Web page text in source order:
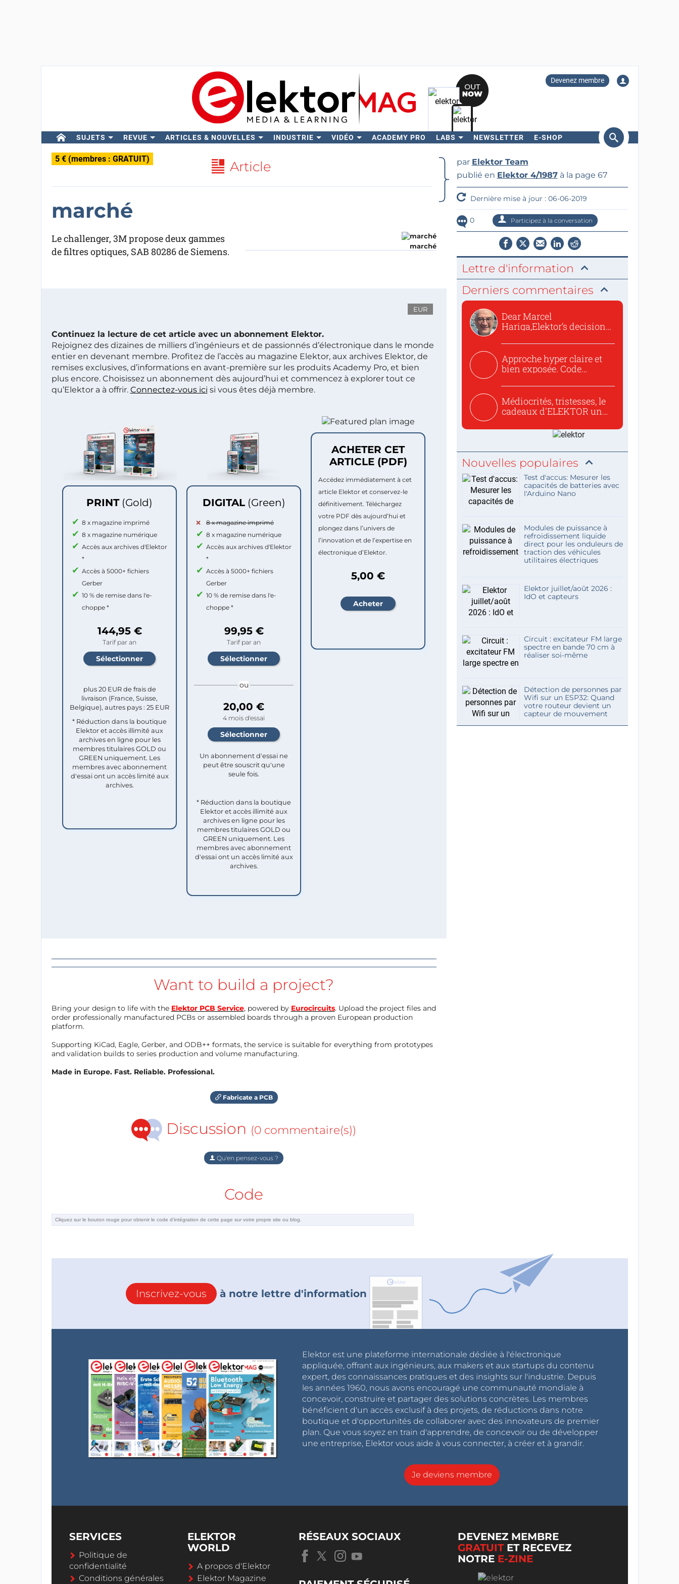
Devenez membre
SUJETS REVUE ARTICLES & NOUVELLES INDUSTRIE VIDÉO ACADEMY PRO LABS NEWSLETTER E-SHOP
Rechercher
5 € (membres : GRATUIT) Article
marché
marché
Le challenger, 3M propose deux gammes
de filtres optiques, SAB 80286 de Siemens.
EUR
Continuez la lecture de cet article avec un abonnement Elektor.
Rejoignez des dizaines de milliers d’ingénieurs et de passionnés d’électronique dans le monde
entier en devenant membre. Profitez de l’accès au magazine Elektor, aux archives Elektor, de
remises exclusives, d’informations en avant-première sur les produits Academy Pro, et bien
plus encore. Choisissez un abonnement dès aujourd’hui et commencez à explorer tout ce
qu’Elektor a à offrir. Connectez-vous ici si vous êtes déjà membre.
PRINT (Gold)
8 x magazine imprimé
8 x magazine numérique
Accès aux archives d'Elektor
*
Accès à 5000+ fichiers
Gerber
10 % de remise dans l'e-
choppe *
144,95 €
Tarif par an
plus 20 EUR de frais de
livraison (France, Suisse,
Belgique), autres pays : 25 EUR
* Réduction dans la boutique
Elektor et accès illimité aux
archives en ligne pour les
membres titulaires GOLD ou
GREEN uniquement. Les
membres avec abonnement
d'essai ont un accès limité aux
archives.
DIGITAL (Green)
8 x magazine imprimé
8 x magazine numérique
Accès aux archives d'Elektor
*
Accès à 5000+ fichiers
Gerber
10 % de remise dans l'e-
choppe *
99,95 €
Tarif par an
ou
20,00 €
4 mois d'essai
Un abonnement d'essai ne
peut être souscrit qu'une
seule fois.​
* Réduction dans la boutique
Elektor et accès illimité aux
archives en ligne pour les
membres titulaires GOLD ou
GREEN uniquement. Les
membres avec abonnement
d'essai ont un accès limité aux
archives.
ACHETER CET
ARTICLE (PDF)
Accédez immédiatement à cet
article Elektor et conservez-le
définitivement. Téléchargez
votre PDF dès aujourd’hui et
plongez dans l’univers de
l’innovation et de l’expertise en
électronique d’Elektor.
5,00 €
Want to build a project?
Bring your design to life with the Elektor PCB Service, powered by Eurocircuits. Upload the project files and
order professionally manufactured PCBs or assembled boards through a proven European production
platform.
Supporting KiCad, Eagle, Gerber, and ODB++ formats, the service is suitable for everything from prototypes
and validation builds to series production and volume manufacturing.
Made in Europe. Fast. Reliable. Professional.
Fabricate a PCB
Discussion (0 commentaire(s))
Qu'en pensez-vous ?
Code
par Elektor Team
publié en Elektor 4/1987à la page 67
Dernière mise à jour : 06-06-2019
0 Participez à la conversation
Lettre d'information
Derniers commentaires
Dear Marcel
Hariga,Elektor’s decision
Approche hyper claire et
bien exposée. Code
Médiocrités, tristesses, le
cadeaux d'ELEKTOR un
Nouvelles populaires
Test d'accus: Mesurer les
capacités de batteries avec
l'Arduino Nano
Modules de puissance à
refroidissement liquide
direct pour les onduleurs de
traction des véhicules
utilitaires électriques
Elektor juillet/août 2026 :
IdO et capteurs
Circuit : excitateur FM large
spectre en bande 70 cm à
réaliser soi-même
Détection de personnes par
Wifi sur un ESP32: Quand
votre routeur devient un
capteur de mouvement
Inscrivez-vous à notre lettre d'information
Elektor est une plateforme internationale dédiée à l'électronique
appliquée, offrant aux ingénieurs, aux makers et aux startups du contenu
expert, des connaissances pratiques et des insights sur l'industrie. Depuis
les années 1960, nous avons encouragé une communauté mondiale à
concevoir, construire et partager des solutions concrètes. Les membres
bénéficient d'un accès exclusif à des projets, de réductions dans notre
boutique et d'opportunités de collaborer avec des innovateurs de premier
plan. Que vous soyez en train d'apprendre, de concevoir ou de développer
une entreprise, Elektor vous aide à vous connecter, à créer et à grandir.
Je deviens membre
SERVICES
Politique de
confidentialité
Conditions générales
ELEKTOR
WORLD
A propos d'Elektor
Elektor Magazine
RÉSEAUX SOCIAUX
DEVENEZ MEMBRE
GRATUITET RECEVEZ
NOTRE E-ZINE